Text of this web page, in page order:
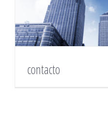
contacto